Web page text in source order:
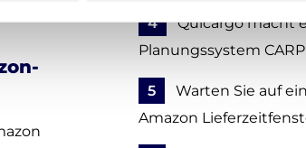
4 Quicargo macht
Planungssystem
5
Warten Sie auf
Amazon